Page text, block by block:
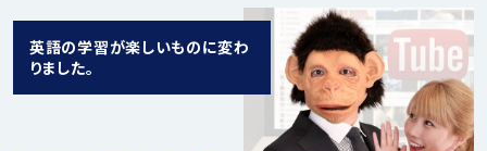
英語の学習が楽しいものに変わ
りました。